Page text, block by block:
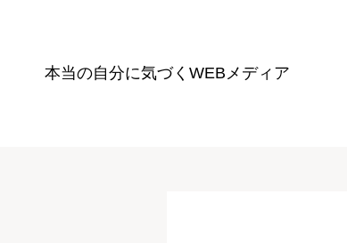
本当の自分に気づく WEBメディア